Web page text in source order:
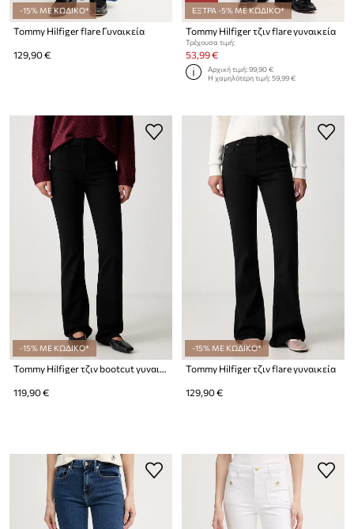
-15% ΜΕ ΚΩΔΙΚΟ*
Tommy Hilfiger flare Γυναικεία
129,90 €
ΕΞΤΡΑ -5% ΜΕ ΚΩΔΙΚΟ*
Tommy Hilfiger τζιν flare γυναικεία
Τρέχουσα τιμή:
53,99 €
Αρχική τιμή:99,90 €
Η χαμηλότερη τιμή:59,99 €
-15% ΜΕ ΚΩΔΙΚΟ*
Tommy Hilfiger τζιν bootcut γυναικεία
119,90 €
-15% ΜΕ ΚΩΔΙΚΟ*
Tommy Hilfiger τζιν flare γυναικεία
129,90 €